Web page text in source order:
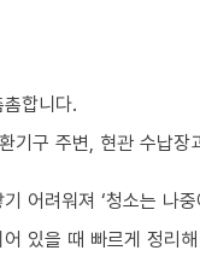
합니다.
기구 주변, 현관 수납
어려워져 ‘청소는 나
있을 때 빠르게 정리